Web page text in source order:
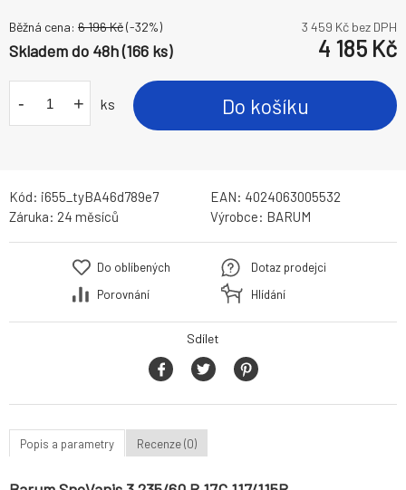
Běžná cena: 6 196Kč(-32%) 3 459 Kč bez DPH
Skladem do 48h (166 ks) 4 185 Kč
- + ks Do košíku
Kód: i655_tyBA46d789e7 EAN: 4024063005532
Záruka: 24 měsíců Výrobce: BARUM
Do oblíbených
Porovnání
Dotaz prodejci
Hlídání
Sdílet
Popis a parametry Recenze (0)